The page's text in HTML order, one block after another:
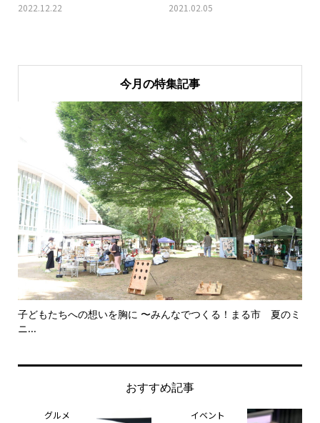
2022.12.22 2021.02.05
今月の特集記事

子どもたちへの想いを胸に 〜みんなでつくる！まる市 夏のミ
ニ...

おすすめ記事
グルメ イベント